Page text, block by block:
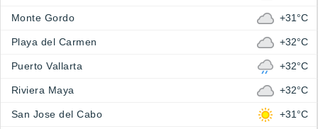
Monte Gordo +31°C
Playa del Carmen +32°C
Puerto Vallarta +32°C
Riviera Maya +32°C
San Jose del Cabo +31°C